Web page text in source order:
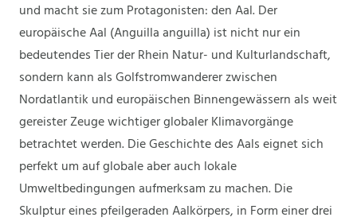
und macht sie zum Protagonisten: den Aal. Der
europäische Aal (Anguilla anguilla) ist nicht nur ein
bedeutendes Tier der Rhein Natur- und Kulturlandschaft,
sondern kann als Golfstromwanderer zwischen
Nordatlantik und europäischen Binnengewässern als weit
gereister Zeuge wichtiger globaler Klimavorgänge
betrachtet werden. Die Geschichte des Aals eignet sich
perfekt um auf globale aber auch lokale
Umweltbedingungen aufmerksam zu machen. Die
Skulptur eines pfeilgeraden Aalkörpers, in Form einer drei